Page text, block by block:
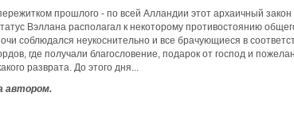
прошлого - по всей Алландии этот архаичный
Вэллана располагал к некоторому противостоянию
соблюдался неукоснительно и все брачующиеся в
где получали благословение, подарок от господ и
разврата. До этого дня...
автором.